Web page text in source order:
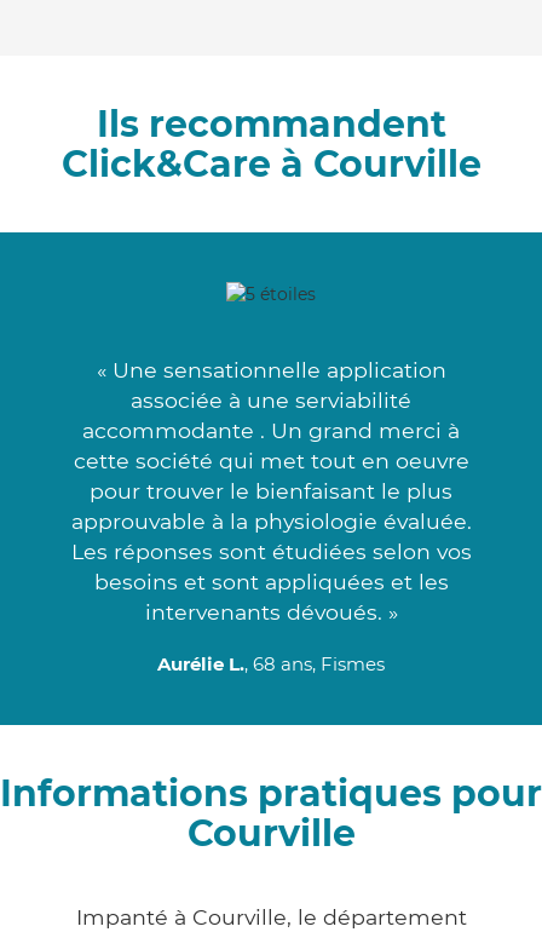
Ils recommandent
Click&Care à Courville
« Une sensationnelle application
associée à une serviabilité
accommodante . Un grand merci à
cette société qui met tout en oeuvre
pour trouver le bienfaisant le plus
approuvable à la physiologie évaluée.
Les réponses sont étudiées selon vos
besoins et sont appliquées et les
intervenants dévoués. »
Aurélie L., 68 ans, Fismes
Informations pratiques pour
Courville
Impanté à Courville, le département